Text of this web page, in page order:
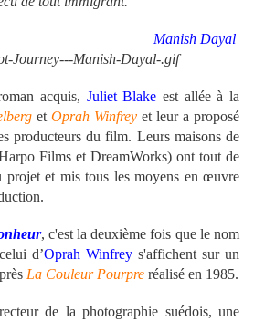
Manish Dayal
acquis, Juliet Blake est allée à la
et Oprah Winfrey et leur a proposé
producteurs du film. Leurs maisons de
Films et DreamWorks) ont tout de
projet et mis tous les moyens en œuvre
, c'est la deuxième fois que le nom
d’Oprah Winfrey s'affichent sur un
La Couleur Pourpre réalisé en 1985.
de la photographie suédois, une